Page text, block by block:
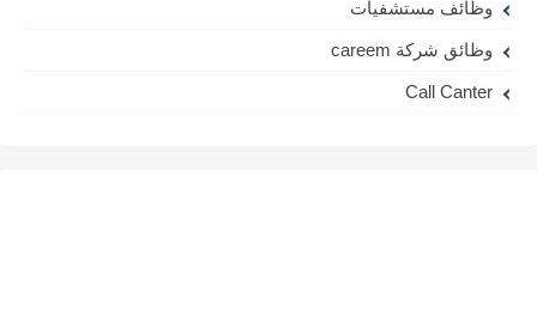
وظائف مستشفيات
وظائق شركة careem
Call Canter